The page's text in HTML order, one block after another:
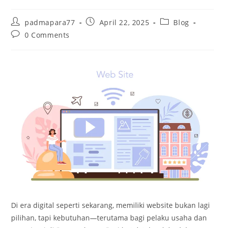
padmapara77 April 22, 2025
Blog
0 Comments
Di era digital seperti sekarang, memiliki website bukan lagi
pilihan, tapi kebutuhan—terutama bagi pelaku usaha dan